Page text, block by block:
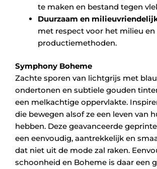
te maken en bestand tegen
Duurzaam en
met respect voor het milieu
productiemethoden.
Symphony Boheme
Zachte sporen van lichtgrijs met
ondertonen en subtiele gouden
een melkachtige oppervlakte.
die bewegen alsof ze een leven van
hebben. Deze geavanceerde
een eenvoudig, aantrekkelijk en
dat niet uit de mode zal raken.
schoonheid en Boheme is daar een